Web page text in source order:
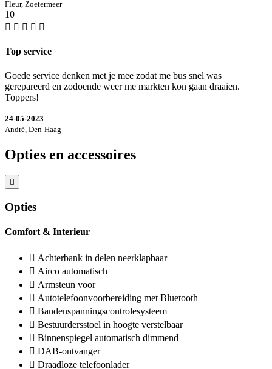
Fleur, Zoetermeer
10
Top service
Goede service denken met je mee zodat me bus snel was
gerepareerd en zodoende weer me markten kon gaan draaien.
Toppers!
24-05-2023
André, Den-Haag
Opties en accessoires
Opties
Comfort & Interieur
Achterbank in delen neerklapbaar
Airco automatisch
Armsteun voor
Autotelefoonvoorbereiding met Bluetooth
Bandenspanningscontrolesysteem
Bestuurdersstoel in hoogte verstelbaar
Binnenspiegel automatisch dimmend
DAB-ontvanger
Draadloze telefoonlader